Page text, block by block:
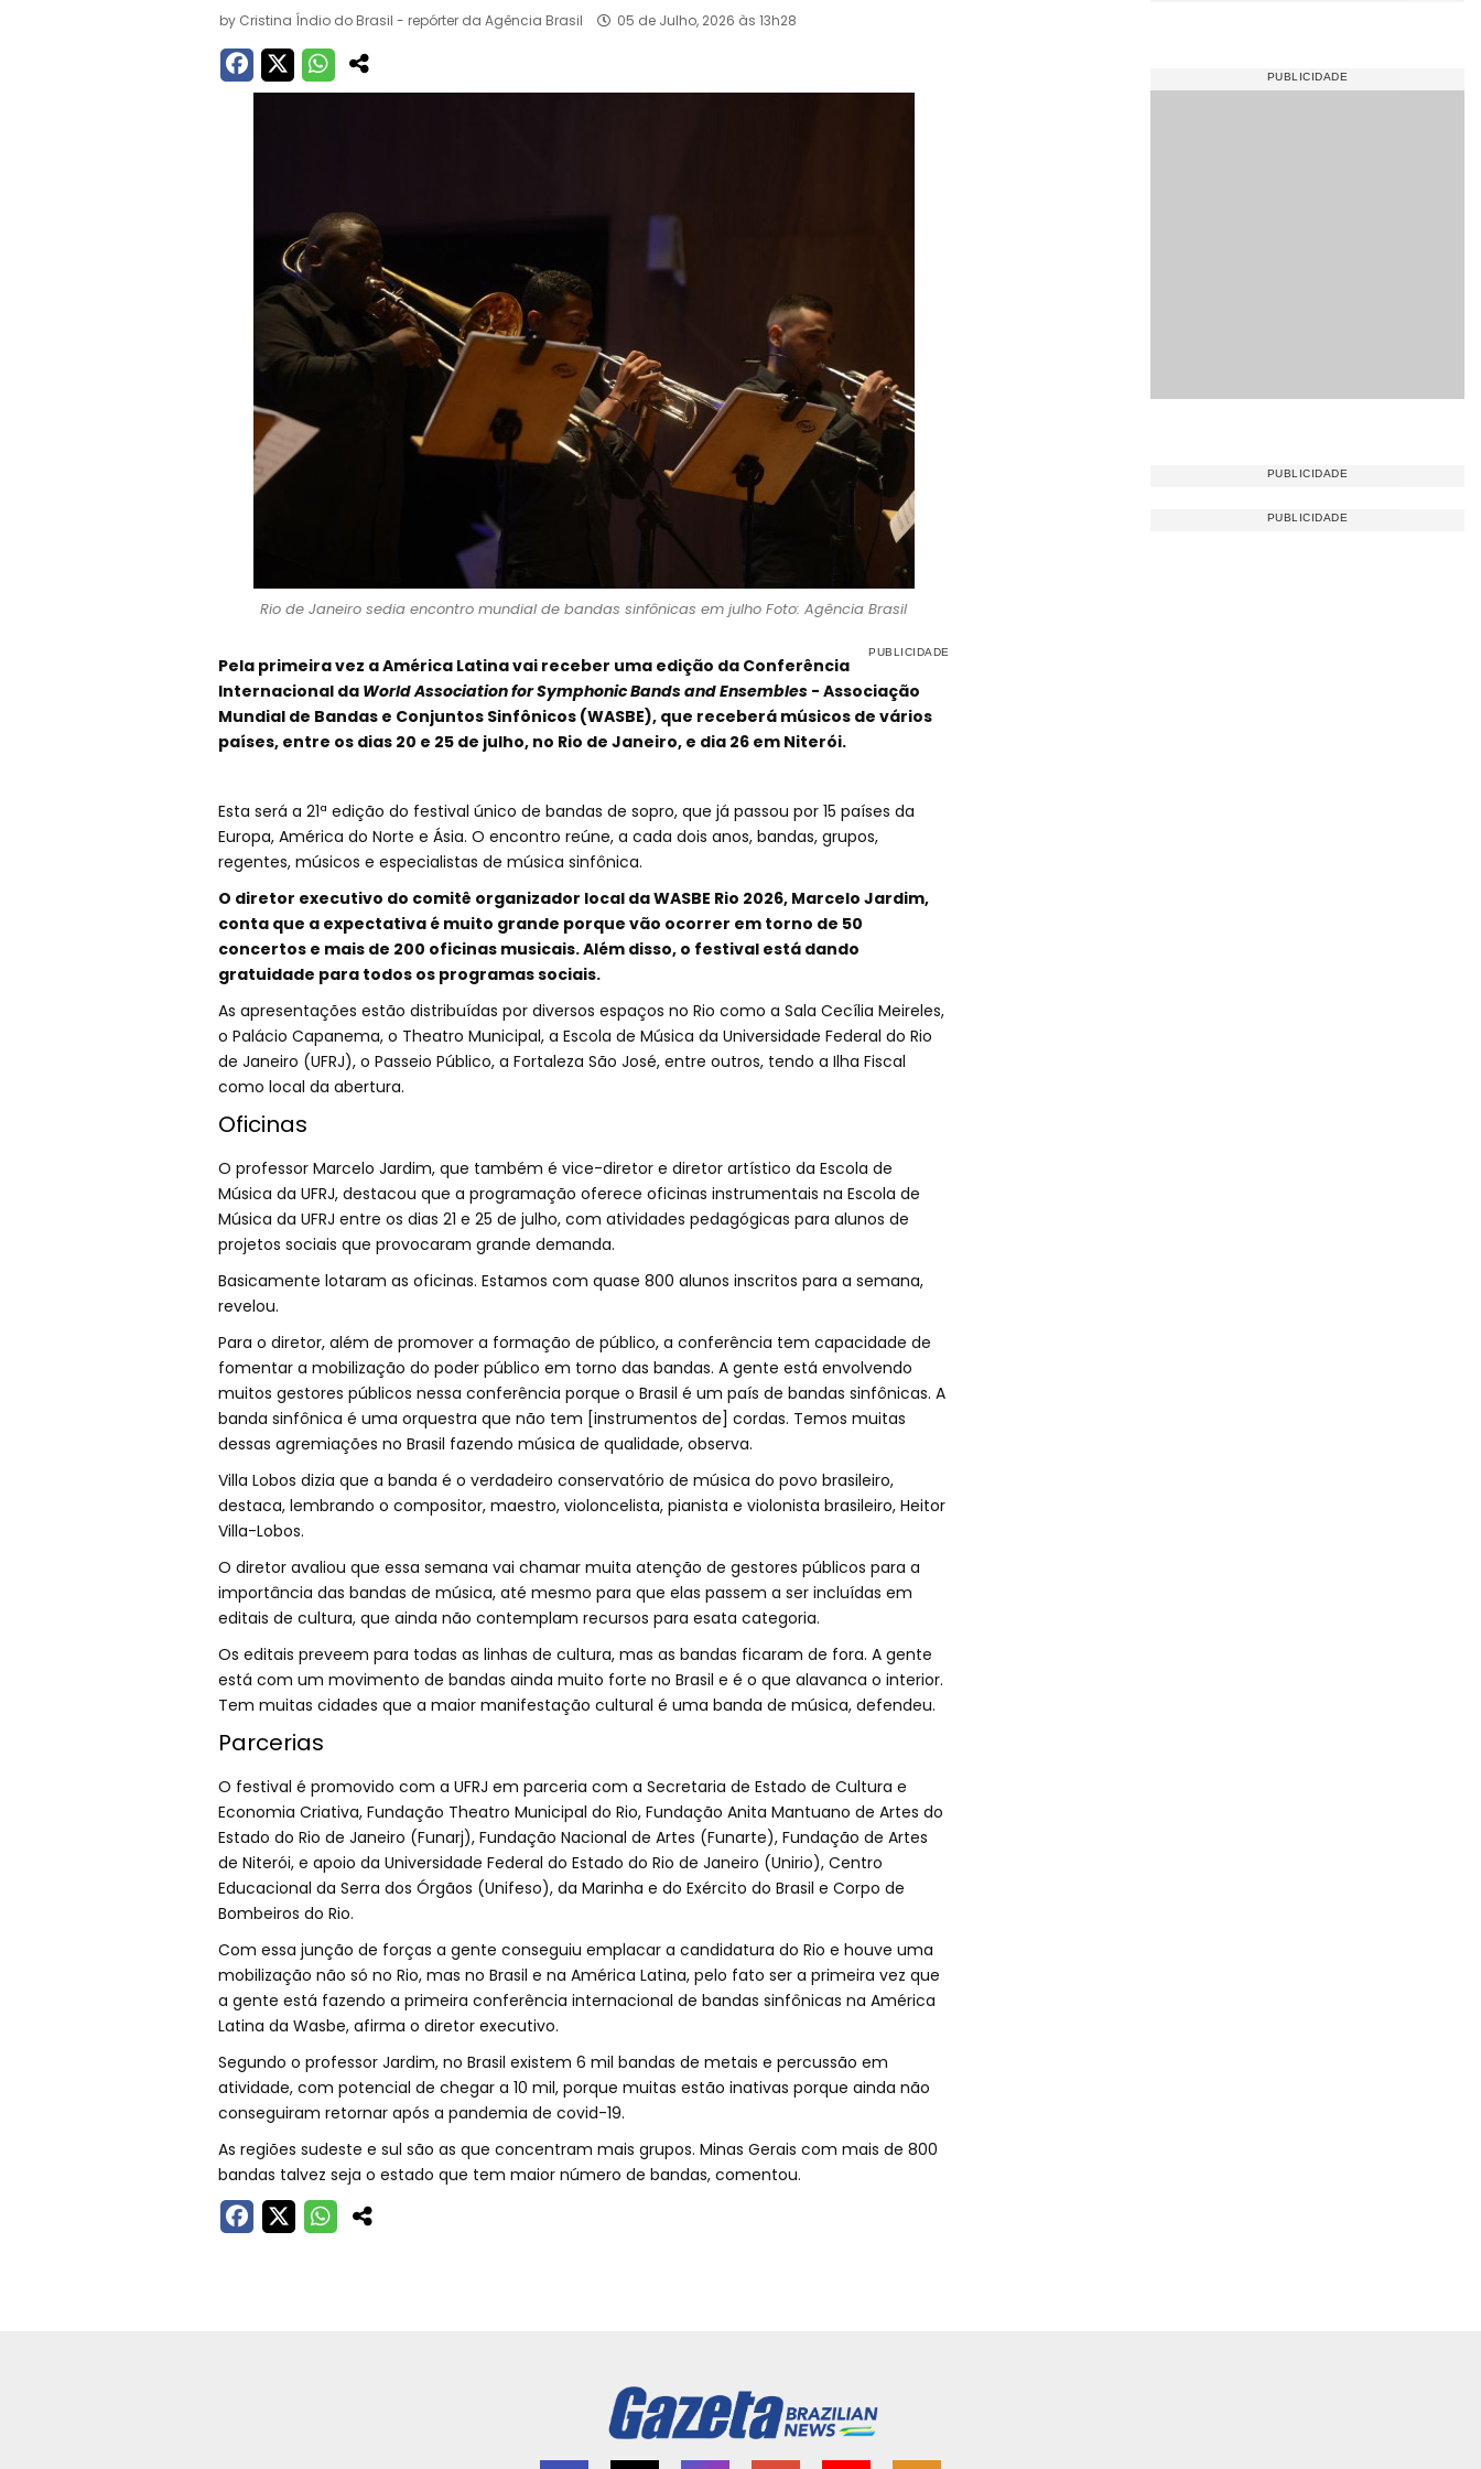
by Cristina Índio do Brasil - repórter da Agência Brasil 05 de Julho, 2026 às 13h28
Rio de Janeiro sedia encontro mundial de bandas sinfônicas em julho Foto: Agência Brasil
Pela primeira vez a América Latina vai receber uma edição da Conferência
Internacional da World Association for Symphonic Bands and Ensembles- Associação
Mundial de Bandas e Conjuntos Sinfônicos (WASBE), que receberá músicos de vários
países, entre os dias 20 e 25 de julho, no Rio de Janeiro, e dia 26 em Niterói.
Esta será a 21ª edição do festival único de bandas de sopro, que já passou por 15 países da
Europa, América do Norte e Ásia. O encontro reúne, a cada dois anos, bandas, grupos,
regentes, músicos e especialistas de música sinfônica.
O diretor executivo do comitê organizador local da WASBE Rio 2026, Marcelo Jardim,
conta que a expectativa é muito grande porque vão ocorrer em torno de 50
concertos e mais de 200 oficinas musicais. Além disso, o festival está dando
gratuidade para todos os programas sociais.
As apresentações estão distribuídas por diversos espaços no Rio como a Sala Cecília Meireles,
o Palácio Capanema, o Theatro Municipal, a Escola de Música da Universidade Federal do Rio
de Janeiro (UFRJ), o Passeio Público, a Fortaleza São José, entre outros, tendo a Ilha Fiscal
como local da abertura.
Oficinas
O professor Marcelo Jardim, que também é vice-diretor e diretor artístico da Escola de
Música da UFRJ, destacou que a programação oferece oficinas instrumentais na Escola de
Música da UFRJ entre os dias 21 e 25 de julho, com atividades pedagógicas para alunos de
projetos sociais que provocaram grande demanda.
Basicamente lotaram as oficinas. Estamos com quase 800 alunos inscritos para a semana,
revelou.
Para o diretor, além de promover a formação de público, a conferência tem capacidade de
fomentar a mobilização do poder público em torno das bandas. A gente está envolvendo
muitos gestores públicos nessa conferência porque o Brasil é um país de bandas sinfônicas. A
banda sinfônica é uma orquestra que não tem [instrumentos de] cordas. Temos muitas
dessas agremiações no Brasil fazendo música de qualidade, observa.
Villa Lobos dizia que a banda é o verdadeiro conservatório de música do povo brasileiro,
destaca, lembrando o compositor, maestro, violoncelista, pianista e violonista brasileiro, Heitor
Villa-Lobos.
O diretor avaliou que essa semana vai chamar muita atenção de gestores públicos para a
importância das bandas de música, até mesmo para que elas passem a ser incluídas em
editais de cultura, que ainda não contemplam recursos para esata categoria.
Os editais preveem para todas as linhas de cultura, mas as bandas ficaram de fora. A gente
está com um movimento de bandas ainda muito forte no Brasil e é o que alavanca o interior.
Tem muitas cidades que a maior manifestação cultural é uma banda de música, defendeu.
Parcerias
O festival é promovido com a UFRJ em parceria com a Secretaria de Estado de Cultura e
Economia Criativa, Fundação Theatro Municipal do Rio, Fundação Anita Mantuano de Artes do
Estado do Rio de Janeiro (Funarj), Fundação Nacional de Artes (Funarte), Fundação de Artes
de Niterói, e apoio da Universidade Federal do Estado do Rio de Janeiro (Unirio), Centro
Educacional da Serra dos Órgãos (Unifeso), da Marinha e do Exército do Brasil e Corpo de
Bombeiros do Rio.
Com essa junção de forças a gente conseguiu emplacar a candidatura do Rio e houve uma
mobilização não só no Rio, mas no Brasil e na América Latina, pelo fato ser a primeira vez que
a gente está fazendo a primeira conferência internacional de bandas sinfônicas na América
Latina da Wasbe, afirma o diretor executivo.
Segundo o professor Jardim, no Brasil existem 6 mil bandas de metais e percussão em
atividade, com potencial de chegar a 10 mil, porque muitas estão inativas porque ainda não
conseguiram retornar após a pandemia de covid-19.
As regiões sudeste e sul são as que concentram mais grupos. Minas Gerais com mais de 800
bandas talvez seja o estado que tem maior número de bandas, comentou.